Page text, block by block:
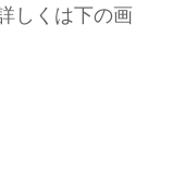
しくは下の画